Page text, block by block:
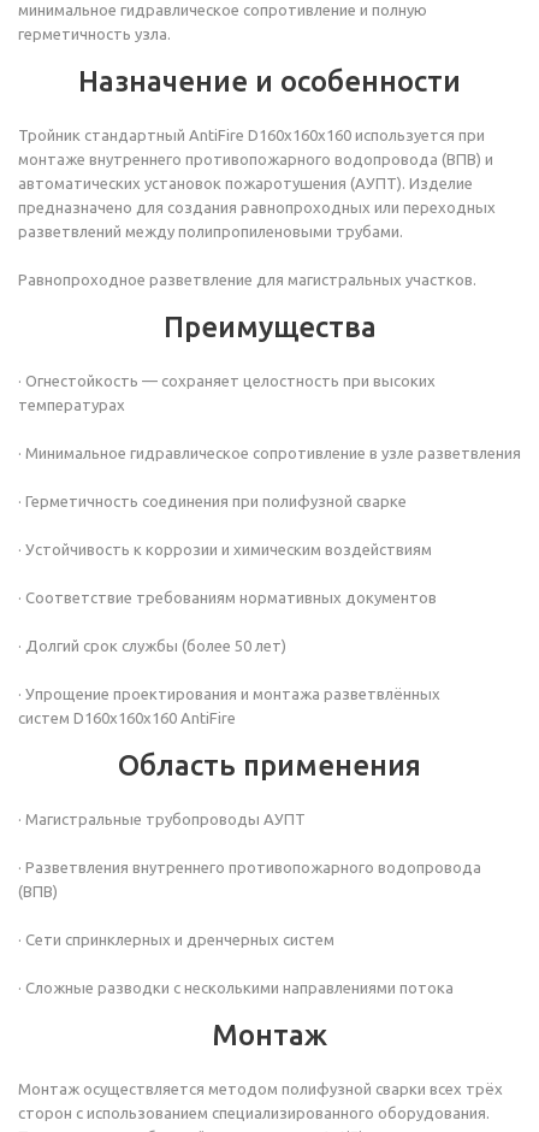
минимальное гидравлическое сопротивление и полную
герметичность узла.
Назначение и особенности
Тройник стандартный AntiFire D160х160х160 используется при
монтаже внутреннего противопожарного водопровода (ВПВ) и
автоматических установок пожаротушения (АУПТ). Изделие
предназначено для создания равнопроходных или переходных
разветвлений между полипропиленовыми трубами.
Равнопроходное разветвление для магистральных участков.
Преимущества
· Огнестойкость — сохраняет целостность при высоких
температурах
· Минимальное гидравлическое сопротивление в узле разветвления
· Герметичность соединения при полифузной сварке
· Устойчивость к коррозии и химическим воздействиям
· Соответствие требованиям нормативных документов
· Долгий срок службы (более 50 лет)
· Упрощение проектирования и монтажа разветвлённых
систем D160х160х160 AntiFire
Область применения
· Магистральные трубопроводы АУПТ
· Разветвления внутреннего противопожарного водопровода
(ВПВ)
· Сети спринклерных и дренчерных систем
· Сложные разводки с несколькими направлениями потока
Монтаж
Монтаж осуществляется методом полифузной сварки всех трёх
сторон с использованием специализированного оборудования.